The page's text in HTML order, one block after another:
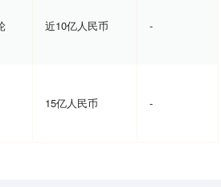
近10亿人民币 -
15亿人民币 -